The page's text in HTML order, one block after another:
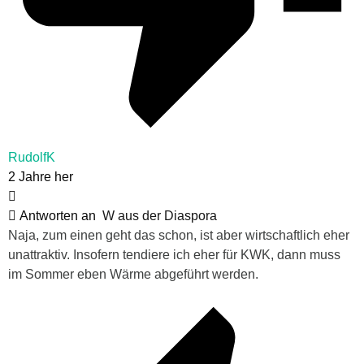
RudolfK
2 Jahre her
Antworten an W aus der Diaspora
Naja, zum einen geht das schon, ist aber wirtschaftlich eher
unattraktiv. Insofern tendiere ich eher für KWK, dann muss
im Sommer eben Wärme abgeführt werden.